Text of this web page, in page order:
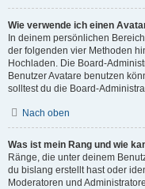
Wie verwende ich einen
In deinem persönlichen
der folgenden vier Methoden
Hochladen. Die Board-
Benutzer Avatare benutzen
solltest du die Board-
Nach oben
Was ist mein Rang und wie
Ränge, die unter deinem
du bislang erstellt hast oder
Moderatoren und